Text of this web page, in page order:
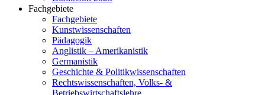
Fachgebiete
Fachgebiete
Kunstwissenschaften
Pädagogik
Anglistik – Amerikanistik
Germanistik
Geschichte & Politikwissenschaften
Rechtswissenschaften, Volks- &
Betriebswirtschaftslehre